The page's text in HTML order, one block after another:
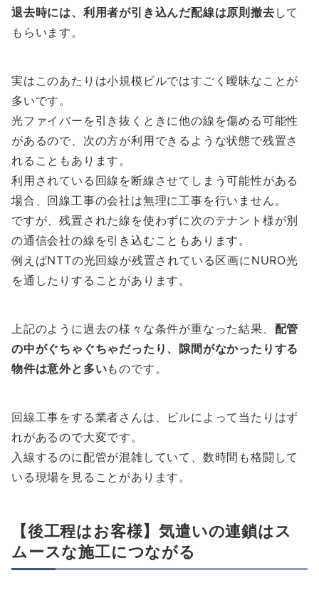
退去時には、利用者が引き込んだ配線は原則撤去 して
もらいます。
実はこのあたりは小規模ビルではすごく曖昧なことが
多いです。
光ファイバーを引き抜くときに他の線を傷める可能性
があるので、次の方が利用できるような状態で残置さ
れることもあります。
利用されている回線を断線させてしまう可能性がある
場合、回線工事の会社は無理に工事を行いません。
ですが、残置された線を使わずに次のテナント様が別
の通信会社の線を引き込むこともあります。
例えばNTTの光回線が残置されている区画にNURO光
を通したりすることがあります。
上記のように過去の様々な条件が重なった結果、 配管
の中がぐちゃぐちゃだったり、隙間がなかったりする
物件は意外と多いものです。
回線工事をする業者さんは、ビルによって当たりはず
れがあるので大変です。
入線するのに配管が混雑していて、数時間も格闘して
いる現場を見ることがあります。
【後工程はお客様】気遣いの連鎖はス
ムースな施工につながる